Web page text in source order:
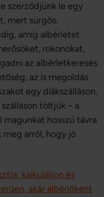
szerződjünk le egy
mert sürgős.
amíg albérletet
rokonokat,
az albérletkeresés
az is megoldás
egy diákszálláson,
töltjük – a
hosszú távra
arról, hogy jó
kalkuláljon és
akár albérlőként